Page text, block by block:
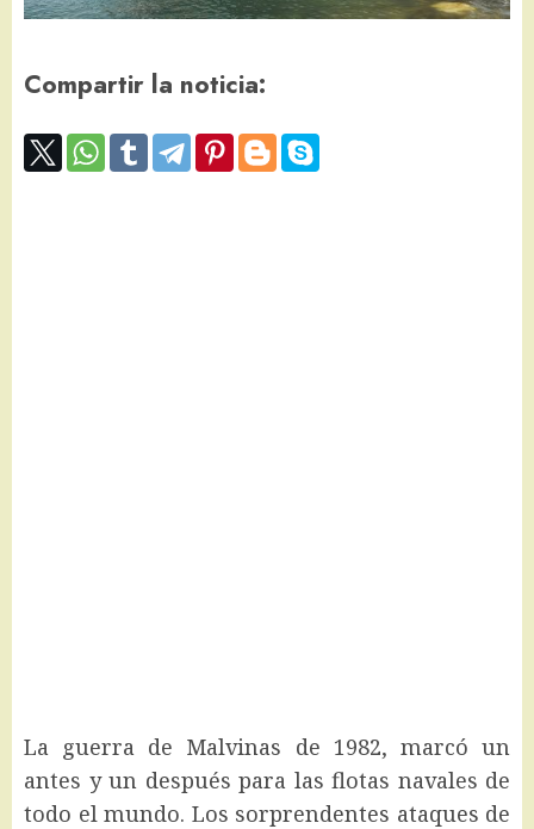
Compartir la noticia:
La guerra de Malvinas de 1982, marcó un
antes y un después para las flotas navales de
todo el mundo. Los sorprendentes ataques de